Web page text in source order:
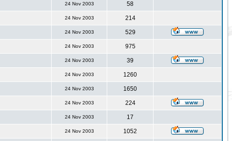
24 Nov 2003 58
24 Nov 2003 214
24 Nov 2003 529
24 Nov 2003 975
24 Nov 2003 39
24 Nov 2003 1260
24 Nov 2003 1650
24 Nov 2003 224
24 Nov 2003 17
24 Nov 2003 1052